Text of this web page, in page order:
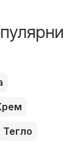
Тегло